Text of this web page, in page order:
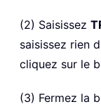
(2) Saisissez
saisissez rien
cliquez sur le
(3) Fermez la